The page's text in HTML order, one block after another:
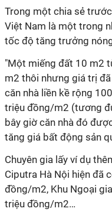
Trong một chia sẻ
Việt Nam là một trong
tốc độ tăng trưởng
"Một miếng đất 10 m2
m2 thôi nhưng giá trị
căn nhà liền kề rộng
triệu đồng/m2 (tương
bây giờ căn nhà đó
tăng giá bất động sản
Chuyên gia lấy ví dụ
Ciputra Hà Nội hiện đã
đồng/m2, Khu Ngoại
triệu đồng/m2…